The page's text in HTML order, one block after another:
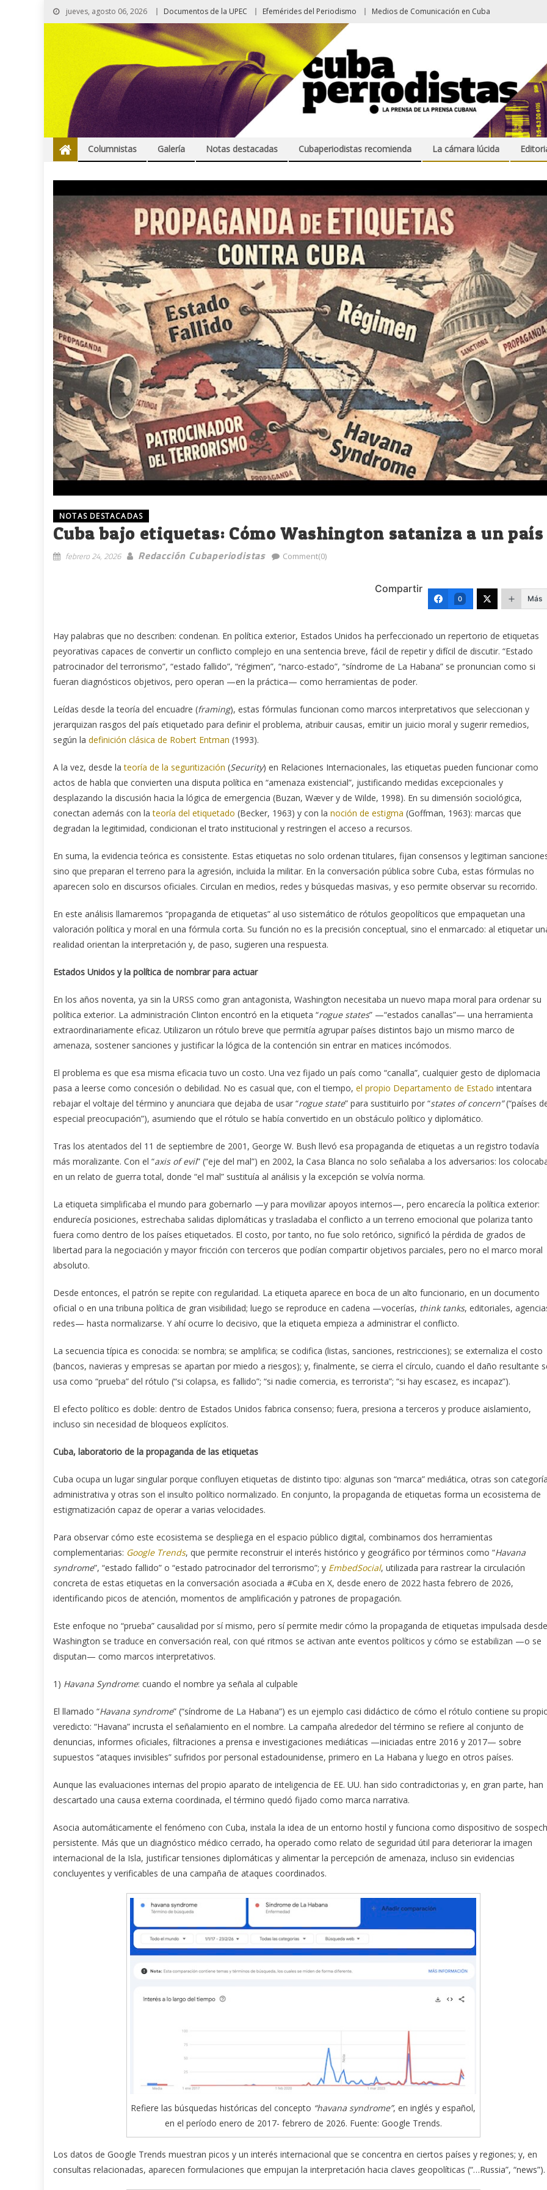
jueves, agosto 06, 2026 Documentos de la UPEC Efemérides del Periodismo Medios de Comunicación en Cuba
Columnistas Galería Notas destacadas Cubaperiodistas recomienda La cámara lúcida
NOTAS DESTACADAS
Cuba bajo etiquetas: Cómo Washington sataniza a un país
febrero 24, 2026 Redacción Cubaperiodistas Comment(0)
Compartir
0 Más
Hay palabras que no describen: condenan. En política exterior, Estados Unidos ha perfeccionado un repertorio de etiquetas
peyorativas capaces de convertir un conflicto complejo en una sentencia breve, fácil de repetir y difícil de discutir. “Estado
patrocinador del terrorismo”, “estado fallido”, “régimen”, “narco-estado”, “síndrome de La Habana” se pronuncian como si
fueran diagnósticos objetivos, pero operan —en la práctica— como herramientas de poder.
Leídas desde la teoría del encuadre (framing), estas fórmulas funcionan como marcos interpretativos que seleccionan y
jerarquizan rasgos del país etiquetado para definir el problema, atribuir causas, emitir un juicio moral y sugerir remedios,
según la definición clásica de Robert Entman (1993).
A la vez, desde lateoría de la seguritización (Security) en Relaciones Internacionales, las etiquetas pueden funcionar como
actos de habla que convierten una disputa política en “amenaza existencial”, justificando medidas excepcionales y
desplazando la discusión hacia la lógica de emergencia (Buzan, Wæver y de Wilde, 1998). En su dimensión sociológica,
conectan además con lateoría del etiquetado (Becker, 1963) y con la noción de estigma (Goffman, 1963): marcas que
degradan la legitimidad, condicionan el trato institucional y restringen el acceso a recursos.
En suma, la evidencia teórica es consistente. Estas etiquetas no solo ordenan titulares, fijan consensos y legitiman
sino que preparan el terreno para la agresión, incluida la militar. En la conversación pública sobre Cuba, estas fórmulas no
aparecen solo en discursos oficiales. Circulan en medios, redes y búsquedas masivas, y eso permite observar su recorrido.
En este análisis llamaremos “propaganda de etiquetas” al uso sistemático de rótulos geopolíticos que empaquetan una
valoración política y moral en una fórmula corta. Su función no es la precisión conceptual, sino el enmarcado: al etiquetar
realidad orientan la interpretación y, de paso, sugieren una respuesta.
Estados Unidos y la política de nombrar para actuar
En los años noventa, ya sin la URSS como gran antagonista, Washington necesitaba un nuevo mapa moral para ordenar su
política exterior. La administración Clinton encontró en la etiqueta “rogue states” —“estados canallas”— una herramienta
extraordinariamente eficaz. Utilizaron un rótulo breve que permitía agrupar países distintos bajo un mismo marco de
amenaza, sostener sanciones y justificar la lógica de la contención sin entrar en matices incómodos.
El problema es que esa misma eficacia tuvo un costo. Una vez fijado un país como “canalla”, cualquier gesto de diplomacia
pasa a leerse como concesión o debilidad. No es casual que, con el tiempo, el propio Departamento de Estado intentara
rebajar el voltaje del término y anunciara que dejaba de usar “rogue state” para sustituirlo por “states of concern”(“países
especial preocupación”), asumiendo que el rótulo se había convertido en un obstáculo político y diplomático.
Tras los atentados del 11 de septiembre de 2001, George W. Bush llevó esa propaganda de etiquetas a un registro todavía
más moralizante. Con el “axis of evil” (“eje del mal”) en 2002, la Casa Blanca no solo señalaba a los adversarios: los
en un relato de guerra total, donde “el mal” sustituía al análisis y la excepción se volvía norma.
La etiqueta simplificaba el mundo para gobernarlo —y para movilizar apoyos internos—, pero encarecía la política exterior:
endurecía posiciones, estrechaba salidas diplomáticas y trasladaba el conflicto a un terreno emocional que polariza tanto
fuera como dentro de los países etiquetados. El costo, por tanto, no fue solo retórico, significó la pérdida de grados de
libertad para la negociación y mayor fricción con terceros que podían compartir objetivos parciales, pero no el marco moral
absoluto.
Desde entonces, el patrón se repite con regularidad. La etiqueta aparece en boca de un alto funcionario, en un documento
oficial o en una tribuna política de gran visibilidad; luego se reproduce en cadena —vocerías, think tanks, editoriales,
redes— hasta normalizarse. Y ahí ocurre lo decisivo, que la etiqueta empieza a administrar el conflicto.
La secuencia típica es conocida: se nombra; se amplifica; se codifica (listas, sanciones, restricciones); se externaliza el costo
(bancos, navieras y empresas se apartan por miedo a riesgos); y, finalmente, se cierra el círculo, cuando el daño resultante
usa como “prueba” del rótulo (“si colapsa, es fallido”; “si nadie comercia, es terrorista”; “si hay escasez, es incapaz”).
El efecto político es doble: dentro de Estados Unidos fabrica consenso; fuera, presiona a terceros y produce aislamiento,
incluso sin necesidad de bloqueos explícitos.
Cuba, laboratorio de la propaganda de las etiquetas
Cuba ocupa un lugar singular porque confluyen etiquetas de distinto tipo: algunas son “marca” mediática, otras son
administrativa y otras son el insulto político normalizado. En conjunto, la propaganda de etiquetas forma un ecosistema de
estigmatización capaz de operar a varias velocidades.
Para observar cómo este ecosistema se despliega en el espacio público digital, combinamos dos herramientas
complementarias: Google Trends, que permite reconstruir el interés histórico y geográfico por términos como “Havana
syndrome”, “estado fallido” o “estado patrocinador del terrorismo”; y EmbedSocial, utilizada para rastrear la circulación
concreta de estas etiquetas en la conversación asociada a #Cuba en X, desde enero de 2022 hasta febrero de 2026,
identificando picos de atención, momentos de amplificación y patrones de propagación.
Este enfoque no “prueba” causalidad por sí mismo, pero sí permite medir cómo la propaganda de etiquetas impulsada desde
Washington se traduce en conversación real, con qué ritmos se activan ante eventos políticos y cómo se estabilizan —o se
disputan— como marcos interpretativos.
1) Havana Syndrome: cuando el nombre ya señala al culpable
El llamado “Havana syndrome” (“síndrome de La Habana”) es un ejemplo casi didáctico de cómo el rótulo contiene su
veredicto: “Havana” incrusta el señalamiento en el nombre. La campaña alrededor del término se refiere al conjunto de
denuncias, informes oficiales, filtraciones a prensa e investigaciones mediáticas —iniciadas entre 2016 y 2017— sobre
supuestos “ataques invisibles” sufridos por personal estadounidense, primero en La Habana y luego en otros países.
Aunque las evaluaciones internas del propio aparato de inteligencia de EE. UU. han sido contradictorias y, en gran parte, han
descartado una causa externa coordinada, el término quedó fijado como marca narrativa.
Asocia automáticamente el fenómeno con Cuba, instala la idea de un entorno hostil y funciona como dispositivo de
persistente. Más que un diagnóstico médico cerrado, ha operado como relato de seguridad útil para deteriorar la imagen
internacional de la Isla, justificar tensiones diplomáticas y alimentar la percepción de amenaza, incluso sin evidencias
concluyentes y verificables de una campaña de ataques coordinados.
Refiere las búsquedas históricas del concepto “havana syndrome”, en inglés y español,
en el período enero de 2017- febrero de 2026. Fuente: Google Trends.
Los datos de Google Trends muestran picos y un interés internacional que se concentra en ciertos países y regiones; y, en
consultas relacionadas, aparecen formulaciones que empujan la interpretación hacia claves geopolíticas (“…Russia”, “news”).